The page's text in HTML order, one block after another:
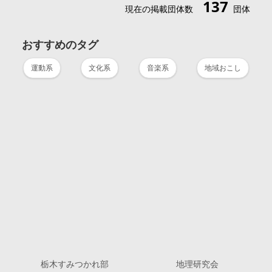
現在の掲載団体数 137 団体
おすすめのタグ
運動系 文化系 音楽系 地域おこし
栃木すみつかれ部 地理研究会